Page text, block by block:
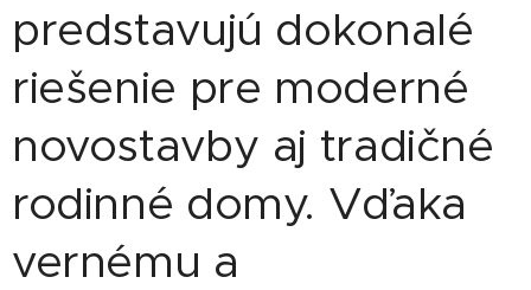
predstavujú dokonalé
riešenie pre moderné
novostavby aj tradičné
rodinné domy. Vďaka
vernému a